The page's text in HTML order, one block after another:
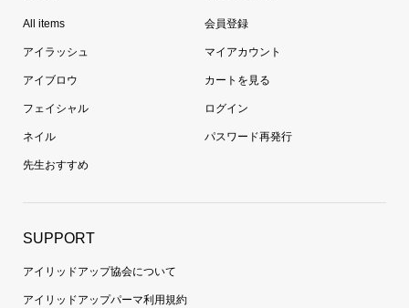
All items
アイラッシュ
アイブロウ
フェイシャル
ネイル
先生おすすめ
会員登録
マイアカウント
カートを見る
ログイン
パスワード再発行
SUPPORT
アイリッドアップ協会について
アイリッドアップパーマ利用規約